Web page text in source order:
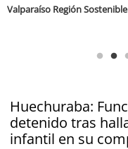
Huechuraba:
detenido tras
infantil en su